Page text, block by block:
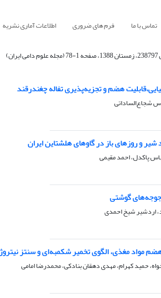
تماس با ما فرم های ضروری اطلاعات آماری نشریه
هضم و تجزیه‌پذیری تفاله چغندرقند
شجاع‌الساداتی
شیر و روزهای باز در گاوهای هلشتاین ایران
پاکدل، احمد مقیمی
گوشتی
اردشیر شیخ احمدی
هضم مواد مغذی، الگوی تخمیر شکمبه‌ای و سنتز
حمید کهرام، مهدی دهقان بنادکی، محمدرضا امامی